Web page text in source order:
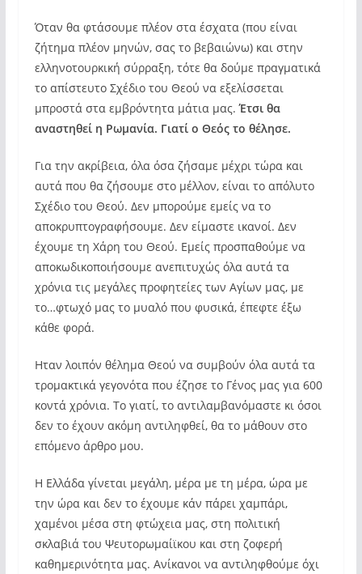
Όταν θα φτάσουμε πλέον στα έσχατα (που είναι
ζήτημα πλέον μηνών, σας το βεβαιώνω) και στην
ελληνοτουρκική σύρραξη, τότε θα δούμε πραγματικά
το απίστευτο Σχέδιο του Θεού να εξελίσσεται
μπροστά στα εμβρόντητα μάτια μας.Έτσι θα
αναστηθεί η Ρωμανία. Γιατί ο Θεός το θέλησε.
Για την ακρίβεια, όλα όσα ζήσαμε μέχρι τώρα και
αυτά που θα ζήσουμε στο μέλλον, είναι το απόλυτο
Σχέδιο του Θεού. Δεν μπορούμε εμείς να το
αποκρυπτογραφήσουμε. Δεν είμαστε ικανοί. Δεν
έχουμε τη Χάρη του Θεού. Εμείς προσπαθούμε να
αποκωδικοποιήσουμε ανεπιτυχώς όλα αυτά τα
χρόνια τις μεγάλες προφητείες των Αγίων μας, με
το…φτωχό μας το μυαλό που φυσικά, έπεφτε έξω
κάθε φορά.
Ηταν λοιπόν θέλημα Θεού να συμβούν όλα αυτά τα
τρομακτικά γεγονότα που έζησε το Γένος μας για 600
κοντά χρόνια. Το γιατί, το αντιλαμβανόμαστε κι όσοι
δεν το έχουν ακόμη αντιληφθεί, θα το μάθουν στο
επόμενο άρθρο μου.
Η Ελλάδα γίνεται μεγάλη, μέρα με τη μέρα, ώρα με
την ώρα και δεν το έχουμε κάν πάρει χαμπάρι,
χαμένοι μέσα στη φτώχεια μας, στη πολιτική
σκλαβιά του Ψευτορωμαίϊκου και στη ζοφερή
καθημερινότητα μας. Ανίκανοι να αντιληφθούμε όχι